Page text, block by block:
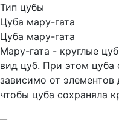
Тип цубы
Цуба мару-гата
Цуба мару-гата
Мару-гата - круглые
вид цуб. При этом цуба
зависимо от элементов
чтобы цуба сохраняла